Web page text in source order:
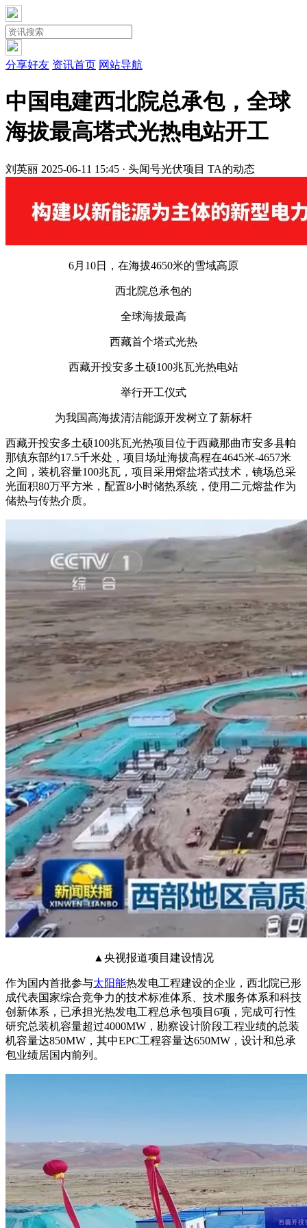
分享好友 资讯首页 网站导航
中国电建西北院总承包，全球
海拔最高塔式光热电站开工
刘英丽 2025-06-11 15:45 · 头闻号光伏项目 TA的动态
6月10日，在海拔4650米的雪域高原
西北院总承包的
全球海拔最高
西藏首个塔式光热
西藏开投安多土硕100兆瓦光热电站
举行开工仪式
为我国高海拔清洁能源开发树立了新标杆
西藏开投安多土硕100兆瓦光热项目位于西藏那曲市安多县帕
那镇东部约17.5千米处，项目场址海拔高程在4645米-4657米
之间，装机容量100兆瓦，项目采用熔盐塔式技术，镜场总采
光面积80万平方米，配置8小时储热系统，使用二元熔盐作为
储热与传热介质。
▲央视报道项目建设情况
作为国内首批参与太阳能热发电工程建设的企业，西北院已形
成代表国家综合竞争力的技术标准体系、技术服务体系和科技
创新体系，已承担光热发电工程总承包项目6项，完成可行性
研究总装机容量超过4000MW，勘察设计阶段工程业绩的总装
机容量达850MW，其中EPC工程容量达650MW，设计和总承
包业绩居国内前列。